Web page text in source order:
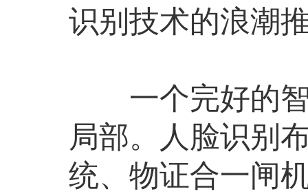
识别技术的浪潮
一个完好的智
局部。人脸识别
统、物证合一闸